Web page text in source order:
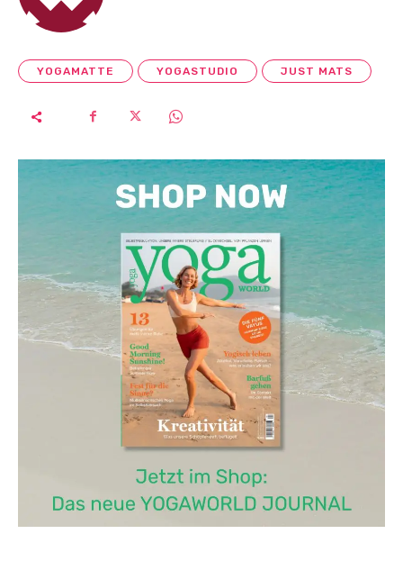
YOGAMATTE YOGASTUDIO JUST MATS